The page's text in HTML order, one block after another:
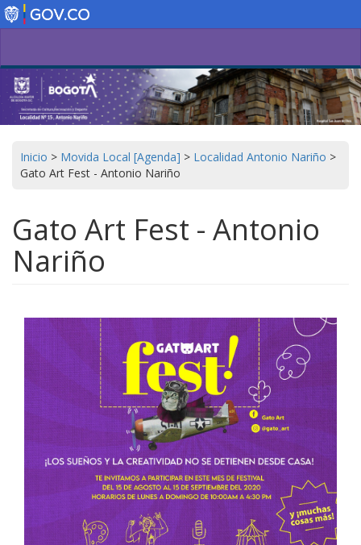
Pasar
al
Inicio > Movida Local [Agenda] > Localidad Antonio Nariño >
Gato Art Fest - Antonio Nariño
Gato Art Fest - Antonio
Nariño